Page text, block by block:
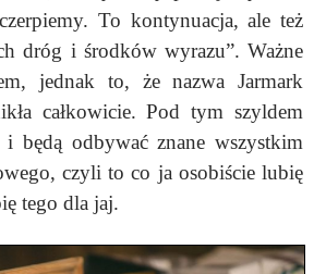
To kontynuacja, ale też
dróg i środków wyrazu”. Ważne
jednak to, że nazwa Jarmark
całkowicie. Pod tym szyldem
będą odbywać znane wszystkim
czyli to co ja osobiście lubię
tego dla jaj.